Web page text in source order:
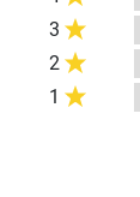
3
2
1